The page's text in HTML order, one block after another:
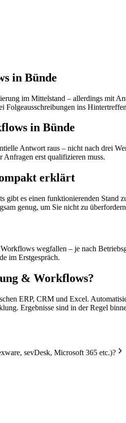
in Bünde
im Mittelstand – allerdings mit
ins
in Bünde
Antwort raus – nicht nach drei
erst qualifizieren muss.
erklärt
es einen funktionierenden Stand
genug, um Sie nicht zu
wegfallen – je nach
im Erstgespräch.
& Workflows?
ERP, CRM und Excel.
Ergebnisse sind in der Regel
sevDesk, Microsoft 365 etc.)?